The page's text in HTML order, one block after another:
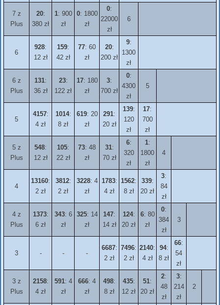
7 z
Plus
20:
380 zł
1: 900
zł
0: 1800
zł
0:
22000
zł
6
6
928:
12 zł
159:
42 zł
77: 60
zł
20:
200 zł
9:
1300
zł
6 z
Plus
131:
36 zł
23:
122 zł
17: 180
zł
3:
700 zł
0:
4300
zł
5
5
4157:
4 zł
1014:
8 zł
619: 20
zł
291:
20 zł
139:
120
zł
17:
700
zł
5 z
Plus
548:
12 zł
105:
22 zł
73: 48
zł
31:
70 zł
6:
320
zł
1:
1800
zł
4
4
13160:
2 zł
3812:
2 zł
3228: 4
zł
1783:
4 zł
1562:
8 zł
339:
20 zł
3:
84
zł
4 z
Plus
1373:
6 zł
343: 6
zł
325: 14
zł
147:
14 zł
124:
20 zł
6: 80
zł
0:
384
zł
3
3 - - -
6687:
2 zł
7496:
2 zł
2140:
4 zł
94:
8 zł
66:
54
zł
3 z
Plus
2158:
4 zł
591: 4
zł
666: 4
zł
498:
8 zł
435:
12 zł
51:
20 zł
2:
48
zł
3:
214
zł
2